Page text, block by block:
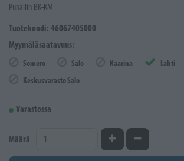
Puhallin BK-KM
Tuotekoodi: 46067405000
Myymäläsaatavuus:
Somero Salo Kaarina
Lahti
Keskusvarasto Salo
Varastossa
Määrä Kasvata määrääVähennä määrää